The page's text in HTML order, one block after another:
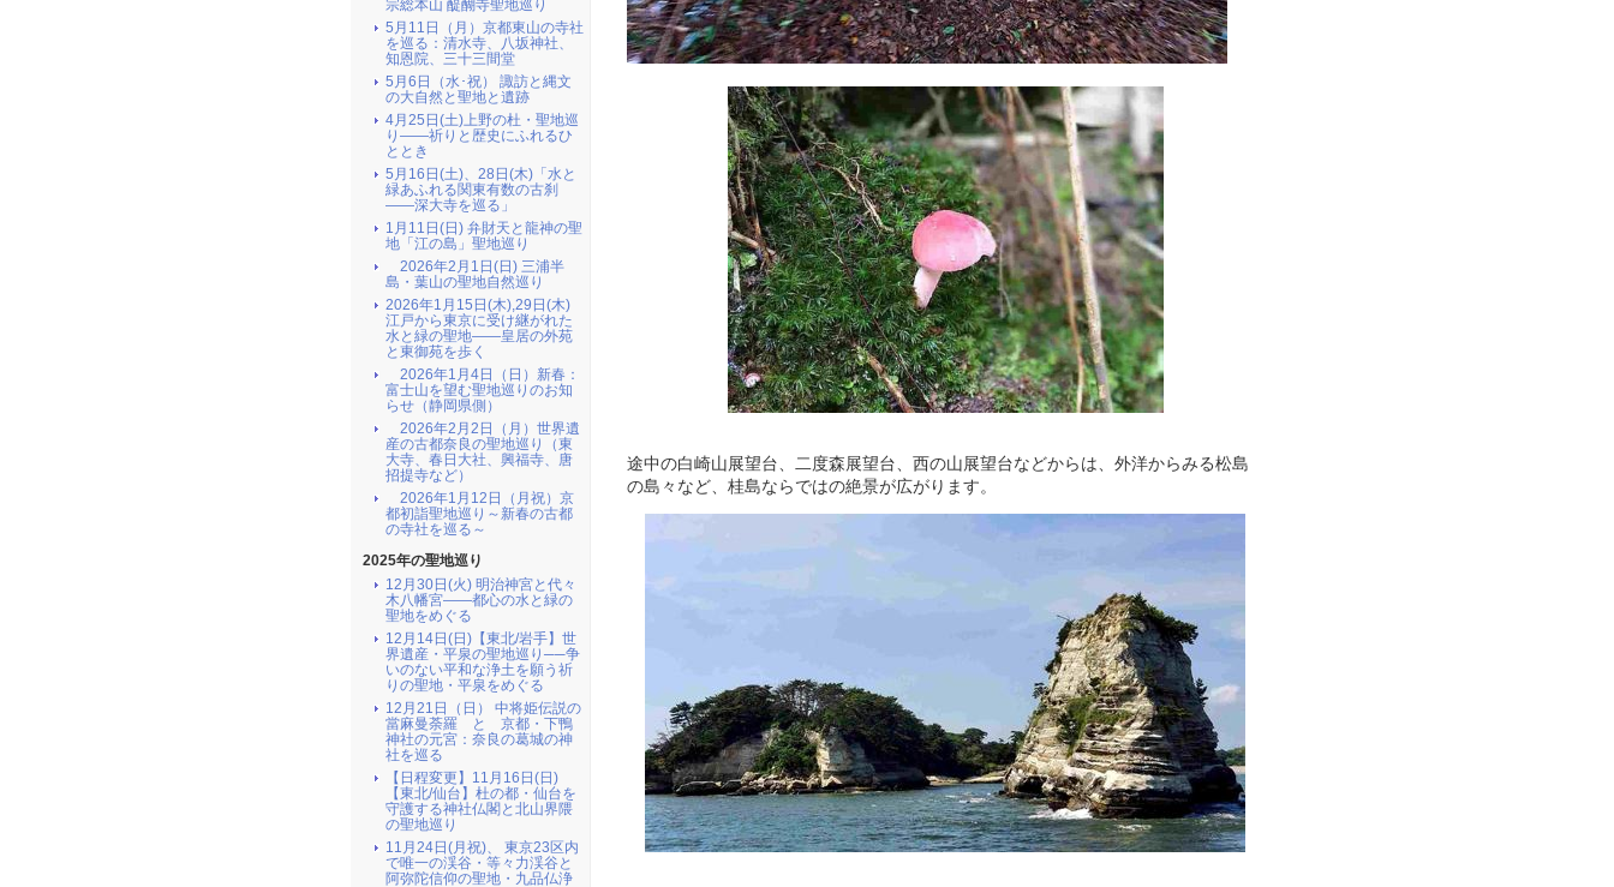
途中の白崎山展望台、二度森展望台、西の山展望台などからは、外洋からみる松島
の島々など、桂島ならではの絶景が広がります。
宗総本山 醍醐寺聖地巡り
5月11日（月）京都東山の寺社
を巡る：清水寺、八坂神社、
知恩院、三十三間堂
5月6日（水･祝） 諏訪と縄文
の大自然と聖地と遺跡
4月25日(土)上野の杜・聖地巡
り――祈りと歴史にふれるひ
ととき
5月16日(土)、28日(木)「水と
緑あふれる関東有数の古刹
――深大寺を巡る」
1月11日(日) 弁財天と龍神の聖
地「江の島」聖地巡り
2026年2月1日(日) 三浦半
島・葉山の聖地自然巡り
2026年1月15日(木),29日(木)
江戸から東京に受け継がれた
水と緑の聖地――皇居の外苑
と東御苑を歩く
2026年1月4日（日）新春：
富士山を望む聖地巡りのお知
らせ（静岡県側）
2026年2月2日（月）世界遺
産の古都奈良の聖地巡り（東
大寺、春日大社、興福寺、唐
招提寺など）
2026年1月12日（月祝）京
都初詣聖地巡り～新春の古都
の寺社を巡る～
2025年の聖地巡り
12月30日(火) 明治神宮と代々
木八幡宮――都心の水と緑の
聖地をめぐる
12月14日(日)【東北/岩手】世
界遺産・平泉の聖地巡り──争
いのない平和な浄土を願う祈
りの聖地・平泉をめぐる
12月21日（日） 中将姫伝説の
當麻曼荼羅 と 京都・下鴨
神社の元宮：奈良の葛城の神
社を巡る
【日程変更】11月16日(日)
【東北/仙台】杜の都・仙台を
守護する神社仏閣と北山界隈
の聖地巡り
11月24日(月祝)、 東京23区内
で唯一の渓谷・等々力渓谷と
阿弥陀信仰の聖地・九品仏浄